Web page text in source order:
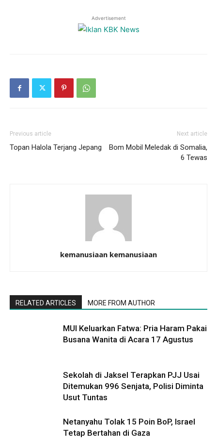
Advertisement
Previous article
Topan Halola Terjang Jepang
Next article
Bom Mobil Meledak di Somalia,
6 Tewas
kemanusiaan kemanusiaan
RELATED ARTICLES MORE FROM AUTHOR
MUI Keluarkan Fatwa: Pria Haram Pakai
Busana Wanita di Acara 17 Agustus
Sekolah di Jaksel Terapkan PJJ Usai
Ditemukan 996 Senjata, Polisi Diminta
Usut Tuntas
Netanyahu Tolak 15 Poin BoP, Israel
Tetap Bertahan di Gaza